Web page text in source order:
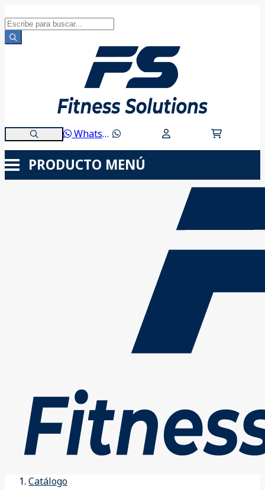
WhatsApp
PRODUCTO MENÚ
Catálogo